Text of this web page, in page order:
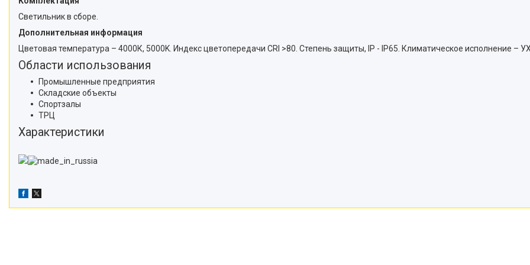
Светильник в сборе.
Дополнительная информация
Цветовая температура – 4000К, 5000K. Индекс цветопередачи CRI >80. Степень защиты, IP - IP65. Климатическое исполнение –
Области использования
Промышленные предприятия
Складские объекты
Спортзалы
ТРЦ
Характеристики